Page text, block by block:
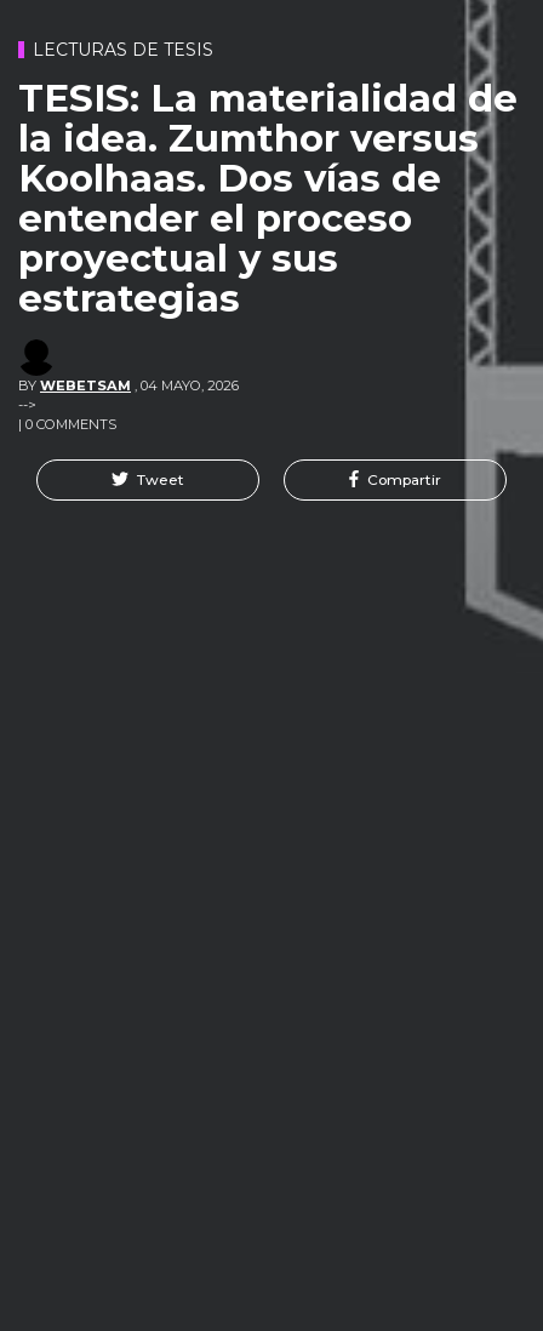
LECTURAS DE TESIS
TESIS: La materialidad de
la idea. Zumthor versus
Koolhaas. Dos vías de
entender el proceso
proyectual y sus
estrategias
BY WEBETSAM
04 MAYO, 2026
-->
| 0 COMMENTS
Tweet Compartir